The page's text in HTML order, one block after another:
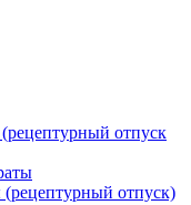
отпуск
отпуск)